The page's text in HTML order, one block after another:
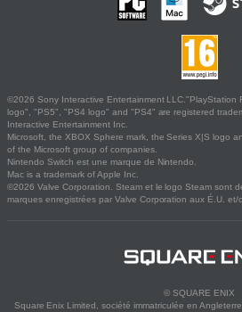
©2026 Sony Interactive Entertainment LLC."PlayStation
logo", "PS5", "PS4 logo" and "PS4" are registered
Interactive Entertainment Inc.
Microsoft, the XBOX Sphere mark, the Series X|S logo
of the Microsoft group of companies.
Nintendo Switch est une marque de Nintendo.
Mac is a trademark of Apple Inc.
©2026 Valve Corporation. Steam et le logo Steam sont
marques enregistrées par Valve Corporation aux É.U. et/
© SQUARE ENIX
Square Enix Limited, société immatriculée en